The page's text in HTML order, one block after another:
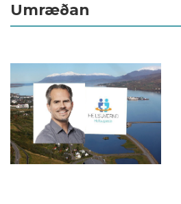
Umræðan